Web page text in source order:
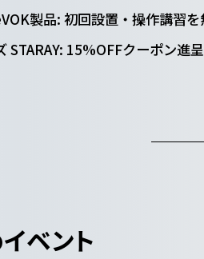
製品: 初回設置・操作講習
STARAY: 15%OFFクーポン進呈
ベント